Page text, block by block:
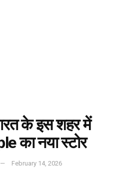
के इस शहर में
का नया स्टोर
February 14, 2026